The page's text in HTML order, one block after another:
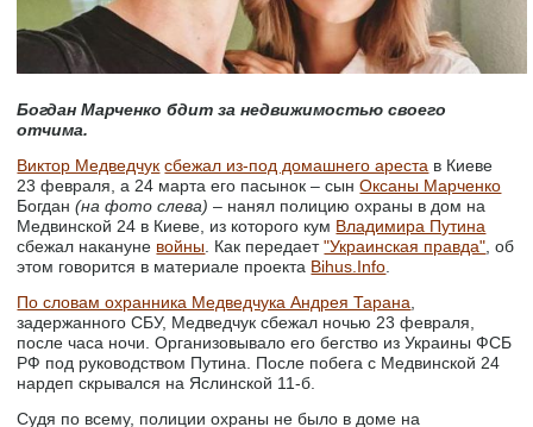
Богдан Марченко бдит за недвижимостью своего
отчима.
Виктор Медведчук сбежал из-под домашнего ареста в Киеве
23 февраля, а 24 марта его пасынок – сынОксаны Марченко
Богдан(на фото слева) – нанял полицию охраны в дом на
Медвинской 24 в Киеве, из которого кум Владимира Путина
сбежал накануне войны . Как передает"Украинская правда" , об
этом говорится в материале проекта Bihus.Info
По словам охранника Медведчука Андрея Тарана
задержанного СБУ, Медведчук сбежал ночью 23 февраля,
после часа ночи. Организовывало его бегство из Украины ФСБ
РФ под руководством Путина. После побега с Медвинской 24
нардеп скрывался на Яслинской 11-б.
Судя по всему, полиции охраны не было в доме на